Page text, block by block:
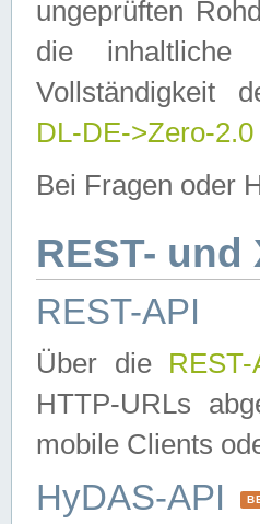
ungeprüften
die inhaltliche
Vollständigkeit
DL-DE->Zero-2.0
Bei Fragen oder
REST-
REST-API
Über die REST-
HTTP-URLs
mobile Clients
HyDAS-API